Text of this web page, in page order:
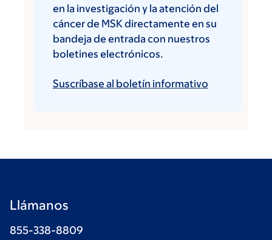
en la investigación y la atención del
cáncer de MSK directamente en su
bandeja de entrada con nuestros
boletines electrónicos.
Suscríbase al boletín informativo
Llámanos
855-338-8809